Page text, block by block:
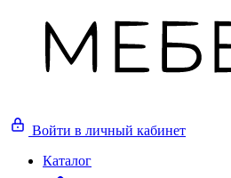
Войти в личный кабинет
Каталог